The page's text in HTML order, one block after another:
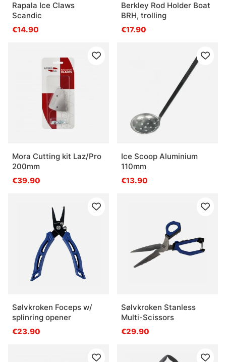
Rapala Ice Claws
Scandic
€14.90
Berkley Rod Holder Boat
BRH, trolling
€17.90
Mora Cutting kit Laz/Pro
200mm
€39.90
Ice Scoop Aluminium
110mm
€13.90
Sølvkroken Foceps w/
splinring opener
€23.90
Sølvkroken Stanless
Multi-Scissors
€29.90